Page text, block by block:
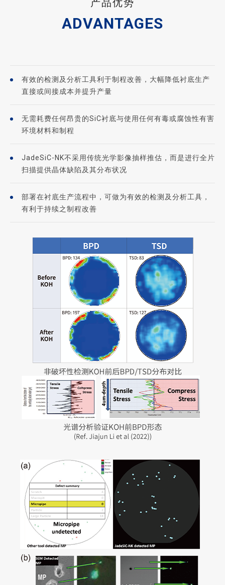
产品优势
ADVANTAGES
有效的检测及分析工具利于制程改善，大幅降低衬底生产
直接或间接成本并提升产量
无需耗费任何昂贵的SiC衬底与使用任何有毒或腐蚀性有害
环境材料和制程
JadeSiC-NK不采用传统光学影像抽样推估，而是进行全片
扫描提供晶体缺陷及其分布状况
部署在衬底生产流程中，可做为有效的检测及分析工具，
有利于持续之制程改善